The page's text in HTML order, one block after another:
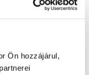
Ön hozzájárul,